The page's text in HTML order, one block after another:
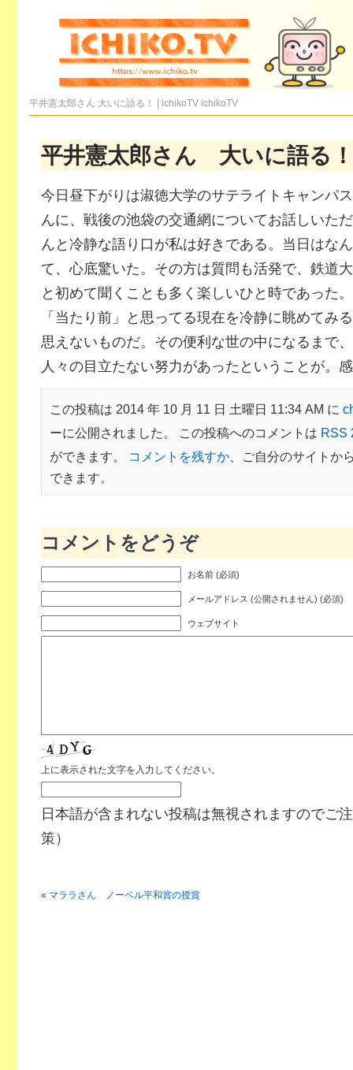
平井憲太郎さん 大いに語る！ | ichikoTV ichikoTV
平井憲太郎さん 大いに語る！
今日昼下がりは淑徳大学のサテライトキャンパ
んに、戦後の池袋の交通網についてお話しいた
んと冷静な語り口が私は好きである。当日はな
て、心底驚いた。その方は質問も活発で、鉄道
と初めて聞くことも多く楽しいひと時であった
「当たり前」と思ってる現在を冷静に眺めてみ
思えないものだ。その便利な世の中になるまで
人々の目立たない努力があったということが。
この投稿は 2014 年 10 月 11 日 土曜日 11:34 AM に
ーに公開されました。 この投稿へのコメントは RSS
ができます。
コメントを残すか、ご自分のサイトか
できます。
コメントをどうぞ
お名前 (必須)
メールアドレス (公開されません) (必須)
ウェブサイト
上に表示された文字を入力してください。
日本語が含まれない投稿は無視されますのでご
策）
« マララさん ノーベル平和賞の授賞